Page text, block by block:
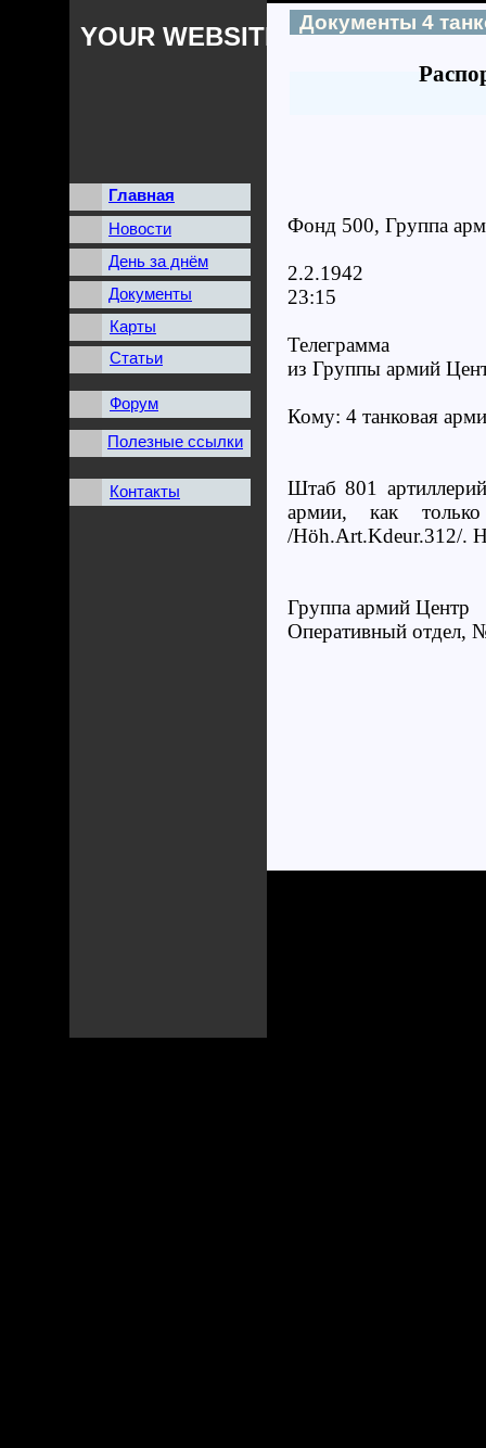
YOUR WEBSITES NAME
Главная
Новости
День за днём
Документы
Карты
Статьи
Форум
Полезные ссылки
Контакты
Документы 4
Фонд 500, Группа
2.2.1942
23:15
Телеграмма
из Группы армий
Кому: 4 танковая
Штаб 801
армии, как только
/Höh.Art.Kdeur.312/.
Группа армий Центр
Оперативный отдел,